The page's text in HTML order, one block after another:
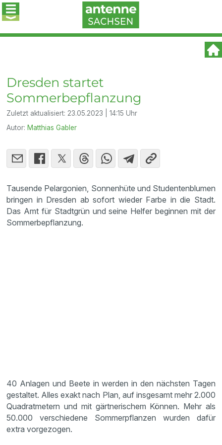
Dresden startet
Sommerbepflanzung
Zuletzt aktualisiert: 23.05.2023 | 14:15 Uhr
Autor: Matthias Gabler
Tausende Pelargonien, Sonnenhüte und Studentenblumen
bringen in Dresden ab sofort wieder Farbe in die Stadt.
Das Amt für Stadtgrün und seine Helfer beginnen mit der
Sommerbepflanzung.
40 Anlagen und Beete in werden in den nächsten Tagen
gestaltet. Alles exakt nach Plan, auf insgesamt mehr 2.000
Quadratmetern und mit gärtnerischem Können. Mehr als
50.000 verschiedene Sommerpflanzen wurden dafür
extra vorgezogen.